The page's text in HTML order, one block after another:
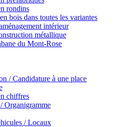
rondins
bois dans toutes les variantes
intérieur
métallique
du Mont-Rose
/ Candidature à une place
chiffres
Organigramme
/ Locaux